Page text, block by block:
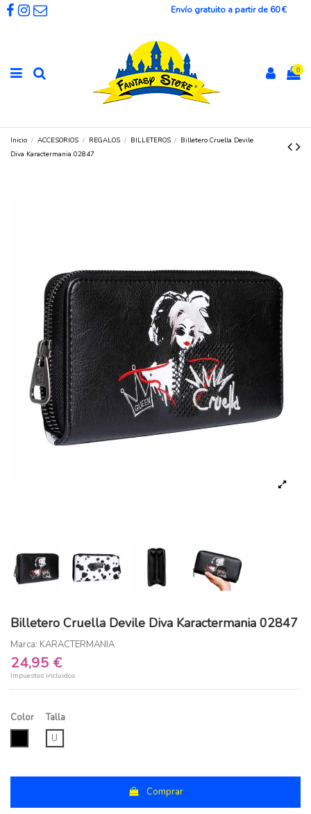
Envío gratuito a partir de 60 €
0
Inicio ACCESORIOS REGALOS BILLETEROS
Billetero Cruella Devile
Diva Karactermania 02847
Billetero Cruella Devile Diva Karactermania 02847
Marca: KARACTERMANIA
24,95 €
Impuestos incluidos
Color
Talla
U
Comprar